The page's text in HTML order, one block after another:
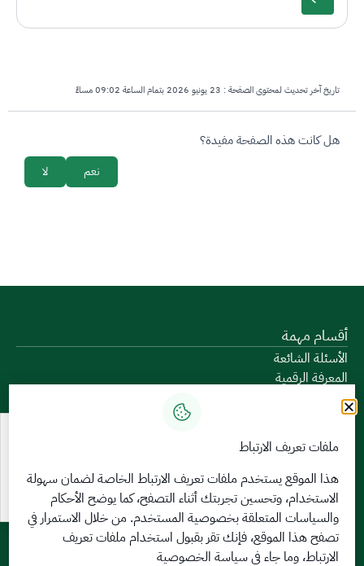
تاريخ آخر تحديث لمحتوى الصفحة : 23 يونيو 2026 بتمام الساعة 09:02 مساءً
survey_v2
هل كانت هذه الصفحة مفيدة؟
لا نعم
أقسام مهمة
الأسئلة الشائعة
المعرفة الرقمية
دليل الخدمات
المشاركة الإلكترونية
البيانات المفتوحة
السياسات واللوائح
تواصل معنا
الخدمات الإلكترونية
بوابة الدخول الموحد
بوابة الزوار
ملفات تعريف الارتباط
هذا الموقع يستخدم ملفات تعريف الارتباط الخاصة لضمان سهولة
الاستخدام، وتحسين تجربتك أثناء التصفح، كما يوضح الأحكام
والسياسات المتعلقةبخصوصية المستخدم. من خلال الاستمرار في
تصفح هذا الموقع، فإنك تقر بقبول استخدام ملفات تعريف
الارتباط، وما جاء في سياسة الخصوصية